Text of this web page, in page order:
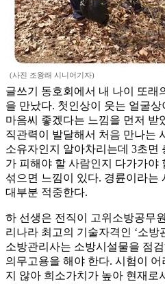
(사진 조왕래 시니어기자)
글쓰기 동호회에서 내 나이 또래
을 만났다. 첫인상이 웃는 얼굴
마음씨 좋겠다는 느낌을 먼저 받
직관력이 발달해서 처음 만나는
소유자인지 알아차리는데 3초면
가 피해야 할 사람인지 다가가야
섞으면 느낌이 있다. 경륜이라는
대부분 적중한다.
하 선생은 전직이 고위소방공무
리나라 최고의 기술자격인 ‘소방
소방관리사는 소방시설물을 점
의무고용을 해야 한다. 시험이
지 않아 희소가치가 높아 현재로